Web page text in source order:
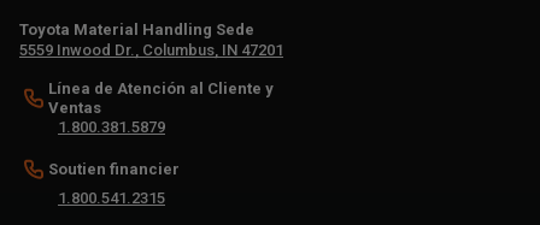
Toyota Material Handling Sede
5559 Inwood Dr., Columbus, IN 47201
Línea de Atención al Cliente y
Ventas
1.800.381.5879
Soutien financier
1.800.541.2315